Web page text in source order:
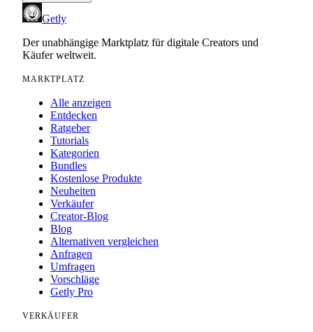
Getly
Der unabhängige Marktplatz für digitale Creators und
Käufer weltweit.
MARKTPLATZ
Alle anzeigen
Entdecken
Ratgeber
Tutorials
Kategorien
Bundles
Kostenlose Produkte
Neuheiten
Verkäufer
Creator-Blog
Blog
Alternativen vergleichen
Anfragen
Umfragen
Vorschläge
Getly Pro
VERKÄUFER